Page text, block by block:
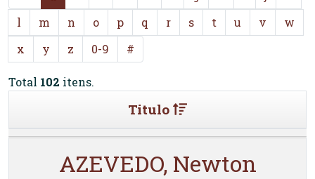
l
m n o p q r s t u v
w
x
y z 0-9 #
Total 102 itens.
Titulo
AZEVEDO, Newton